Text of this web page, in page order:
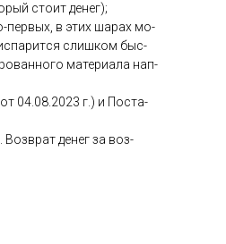
сто­ит де­нег);
пер­вых, в этих ша­рах мо­
ис­па­рит­ся слиш­ком быс­
ма­тери­ала нап­
04.08.2023 г.) и Пос­та­
Воз­врат де­нег за воз­